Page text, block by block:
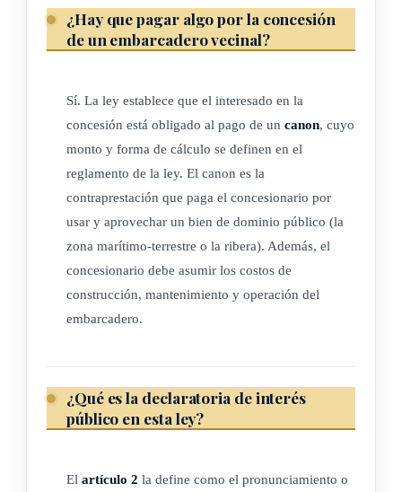
Ministerio de Ambiente y Energía (Minae) o del Instituto
Costarricense de Turismo (ICT) a las instituciones estatales,
En el caso de los proyectos dentro del Polo Turístico de
Papagayo, que se desarrollen de conformidad con lo
dispuesto en la Ley 6758, Ley que Regula la Ejecución del
Proyecto Turístico de Papagayo, del 4 de junio de 1982 y su
reglamento, el interesado deberá obtener adicionalmente la
aprobación previa de la Junta Directiva del Instituto
Costarricense de Turismo, quedando dicho proyecto bajo la
administración y el mantenimiento del propio interesado.
Para poder otorgar una concesión se debe contar con una
declaratoria de interés público emitida por la autoridad
¿Hay que pagar algo por la concesión
de un embarcadero vecinal?
Sí. La ley establece que el interesado en la
concesión está obligado al pago de un canon, cuyo
monto y forma de cálculo se definen en el
reglamento de la ley. El canon es la
contraprestación que paga el concesionario por
usar y aprovechar un bien de dominio público (la
zona marítimo-terrestre o la ribera). Además, el
concesionario debe asumir los costos de
construcción, mantenimiento y operación del
embarcadero.
¿Qué es la declaratoria de interés
público en esta ley?
El artículo 2 la define como el pronunciamiento o